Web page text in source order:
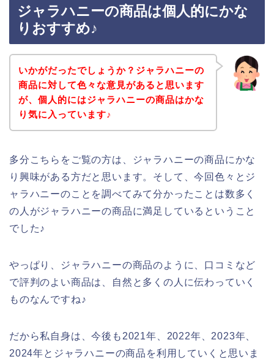
ジャラハニーの商品は個人的にかな
りおすすめ♪
いかがだったでしょうか？ジャラハニーの
商品に対して色々な意見があると思います
が、個人的にはジャラハニーの商品はかな
り気に入っています♪
多分こちらをご覧の方は、ジャラハニーの商品にかな
り興味がある方だと思います。そして、今回色々とジ
ャラハニーのことを調べてみて分かったことは数多く
の人がジャラハニーの商品に満足しているということ
でした♪
やっぱり、ジャラハニーの商品のように、口コミなど
で評判のよい商品は、自然と多くの人に伝わっていく
ものなんですね♪
だから私自身は、今後も2021年、2022年、2023年、
2024年とジャラハニーの商品を利用していくと思いま